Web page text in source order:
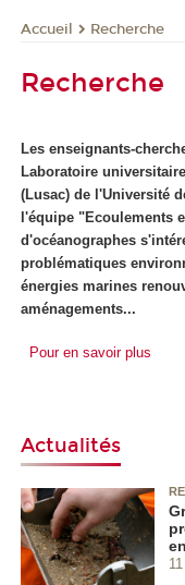
Accueil Recherche
Recherche
Les enseignants-
Laboratoire
(Lusac) de l'Université
l'équipe "Ecoulements
d'océanographes
problématiques
énergies marines
aménagements...
Pour en savoir plus
Actualités